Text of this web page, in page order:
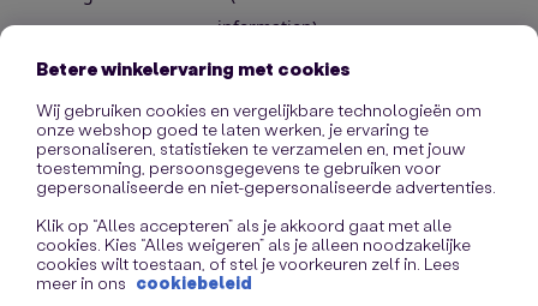
information).
Betere winkelervaring met cookies
Wij gebruiken cookies en vergelijkbare technologieën om
onze webshop goed te laten werken, je ervaring te
personaliseren, statistieken te verzamelen en, met jouw
toestemming, persoonsgegevens te gebruiken voor
gepersonaliseerde en niet-gepersonaliseerde advertenties.
Klik op “Alles accepteren” als je akkoord gaat met alle
cookies. Kies “Alles weigeren” als je alleen noodzakelijke
cookies wilt toestaan, of stel je voorkeuren zelf in. Lees
meer in ons cookiebeleid